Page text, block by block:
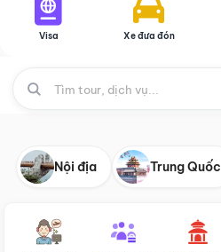
Visa Xe đưa đón
Nội địa Trung Quốc